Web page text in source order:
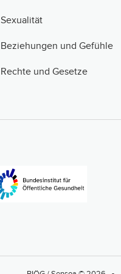
Sexualität
Beziehungen und Gefühle
Rechte und Gesetze